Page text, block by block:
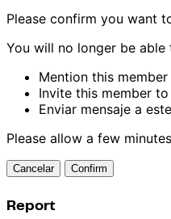
Please confirm you want
You will no longer be able
Mention this
Invite this member
Enviar mensaje a
Please allow a few
Confirm
Report